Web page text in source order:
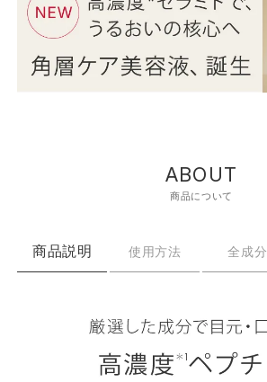
ABOUT
商品について
商品説明 使用方法 全成分